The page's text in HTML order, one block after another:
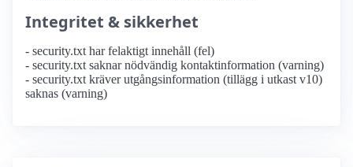
Integritet & sikkerhet
- security.txt har felaktigt innehåll (fel)
- security.txt saknar nödvändig kontaktinformation (varning)
- security.txt kräver utgångsinformation (tillägg i utkast v10)
saknas (varning)